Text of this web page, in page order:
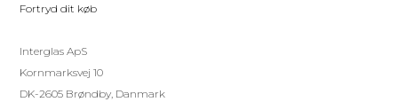
Fortryd dit køb
Interglas ApS
Kornmarksvej 10
DK-2605 Brøndby, Danmark